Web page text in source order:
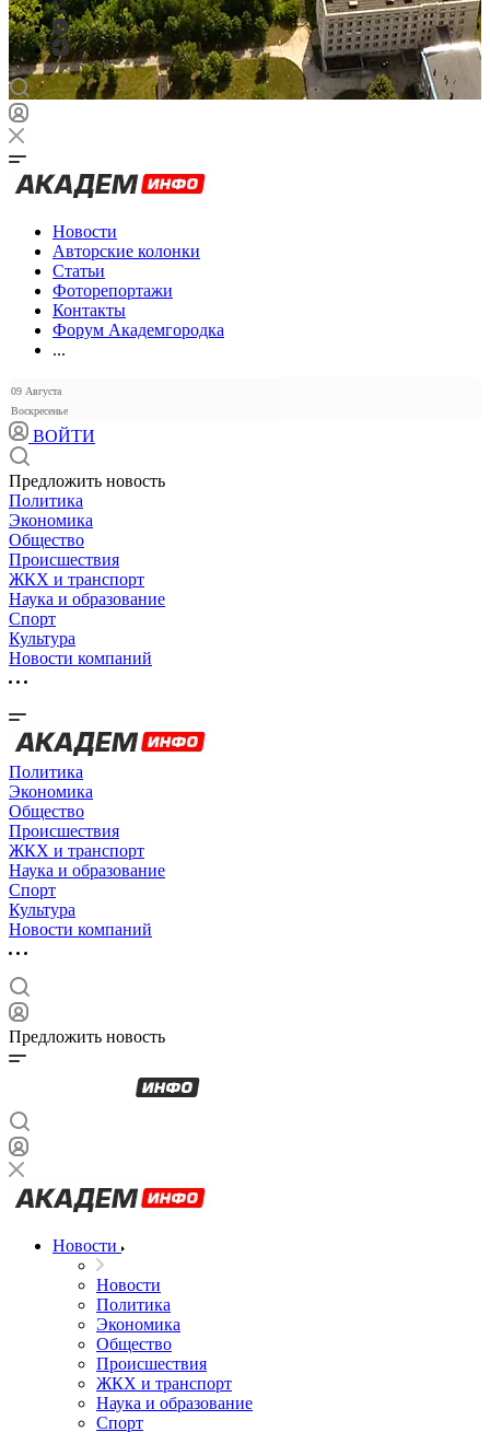
Новости
Авторские колонки
Статьи
Фоторепортажи
Контакты
Форум Академгородка
...
09 Августа
Воскресенье
ВОЙТИ
Предложить новость
Политика
Экономика
Общество
Происшествия
ЖКХ и транспорт
Наука и образование
Спорт
Культура
Новости компаний
Политика
Экономика
Общество
Происшествия
ЖКХ и транспорт
Наука и образование
Спорт
Культура
Новости компаний
Предложить новость
Новости
Новости
Политика
Экономика
Общество
Происшествия
ЖКХ и транспорт
Наука и образование
Спорт